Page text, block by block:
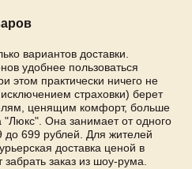
вариантов доставки.
удобнее пользоваться
этом практически ничего не
страховки) берет
ценящим комфорт, больше
"Люкс". Она занимает от одного
до 699 рублей. Для жителей
доставка ценой в
заказ из шоу-рума.